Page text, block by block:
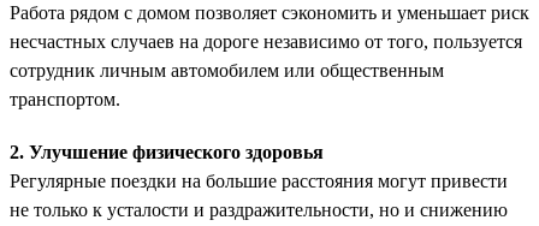
Работа рядом с домом позволяет сэкономить и уменьшает риск
несчастных случаев на дороге независимо от того, пользуется
сотрудник личным автомобилем или общественным
транспортом.
2. Улучшение физического здоровья
Регулярные поездки на большие расстояния могут привести
не только к усталости и раздражительности, но и снижению